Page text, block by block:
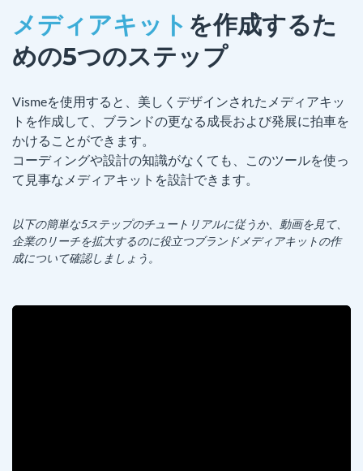
メディアキット を作成するた
めの5つのステップ
Vismeを使用すると、美しくデザインされたメディアキッ
トを作成して、ブランドの更なる成長および発展に拍車を
かけることができます。
コーディングや設計の知識がなくても、このツールを使っ
て見事なメディアキットを設計できます。
以下の簡単な5ステップのチュートリアルに従うか、動画を見て、
企業のリーチを拡大するのに役立つブランドメディアキットの作
成について確認しましょう。